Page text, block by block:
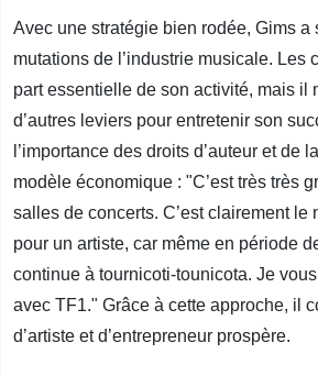
Avec une stratégie bien rodée, Gims a
mutations de l’industrie musicale. Les
part essentielle de son activité, mais il
d’autres leviers pour entretenir son
l’importance des droits d’auteur et de
modèle économique : "C’est très très
salles de concerts. C’est clairement le
pour un artiste, car même en période
continue à tournicoti-tounicota. Je
avec TF1." Grâce à cette approche, il
d’artiste et d’entrepreneur prospère.